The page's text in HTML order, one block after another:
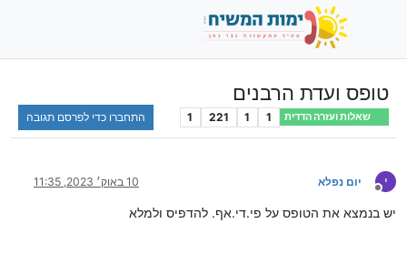
טופס ועדת הרבנים
שאלות ועזרה הדדית 1
1
221
1 התחברו כדי לפרסם תגובה
י
מנותק
יום נפלא 10 באוק׳ 2023, 11:35
יש בנמצא את הטופס על פי.די.אף. להדפיס ולמלא